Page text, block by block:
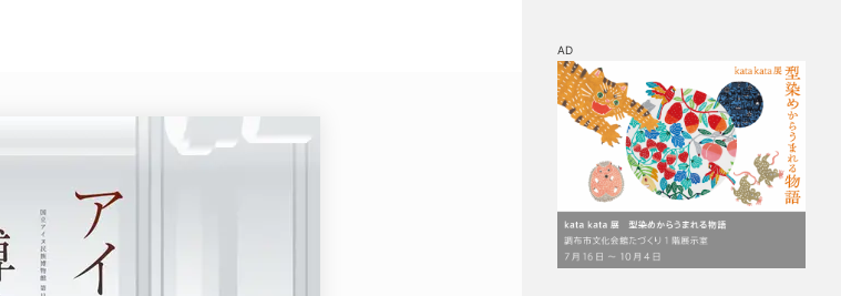
チケット割引
AD